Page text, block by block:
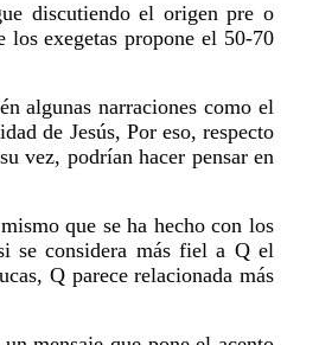
discutiendo el origen pre o
exegetas propone el 50-70
algunas narraciones como el
de Jesús, Por eso, respecto
vez, podrían hacer pensar en
que se ha hecho con los
se considera más fiel a Q el
Q parece relacionada más